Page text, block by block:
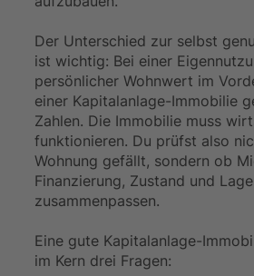
Der Unterschied zur selbst
ist wichtig: Bei einer
persönlicher Wohnwert im
einer Kapitalanlage-Immobilie
Zahlen. Die Immobilie muss
funktionieren. Du prüfst also
Wohnung gefällt, sondern ob
Finanzierung, Zustand und Lage
zusammenpassen.
Eine gute Kapitalanlage-
im Kern drei Fragen: